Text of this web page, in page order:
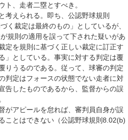
ト、走者二塁とすべき。
考えられる。即ち、公認野球規則
く裁定は最終のもの」としているが、
規則の適用を誤って下された疑いがあ
定を規則に基づく正しい裁定に訂正す
」としている。事実に対する判定は覆
りうるのである。従って、球審の判定
判定はフォースの状態でない走者に対
告したものであるから、監督からの誤
がアピールを怠れば、審判員自身が誤
ことはできない（公認野球規則8.02(b)